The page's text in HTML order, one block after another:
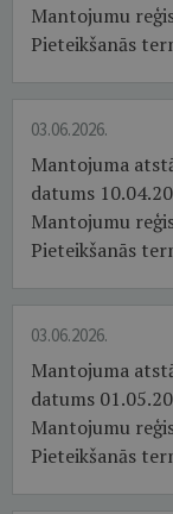
Mantojumu
Pieteikšanās
03.06.2026.
Mantojuma
datums
Mantojumu
Pieteikšanās
03.06.2026.
Mantojuma
datums
Mantojumu
Pieteikšanās